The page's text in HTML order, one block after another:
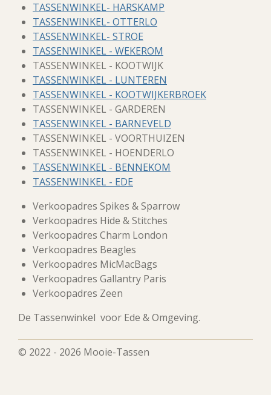
TASSENWINKEL- HARSKAMP
TASSENWINKEL- OTTERLO
TASSENWINKEL- STROE
TASSENWINKEL - WEKEROM
TASSENWINKEL - KOOTWIJK
TASSENWINKEL - LUNTEREN
TASSENWINKEL - KOOTWIJKERBROEK
TASSENWINKEL - GARDEREN
TASSENWINKEL - BARNEVELD
TASSENWINKEL - VOORTHUIZEN
TASSENWINKEL - HOENDERLO
TASSENWINKEL - BENNEKOM
TASSENWINKEL - EDE
Verkoopadres Spikes & Sparrow
Verkoopadres Hide & Stitches
Verkoopadres Charm London
Verkoopadres Beagles
Verkoopadres MicMacBags
Verkoopadres Gallantry Paris
Verkoopadres Zeen
De Tassenwinkel voor Ede & Omgeving.
© 2022 - 2026 Mooie-Tassen